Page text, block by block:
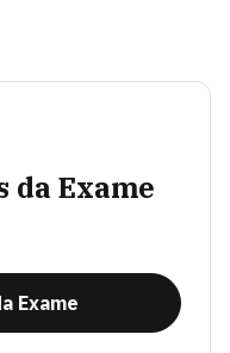
da Exame
Exame